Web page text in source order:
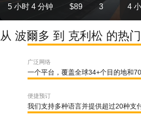
5 小时 4 分钟 $89 3 4
从 波爾多 到 克利松 的热
广泛网络
一个平台，覆盖全球34+个目的地和
便捷预订
我们支持多种语言并提供超过20种支